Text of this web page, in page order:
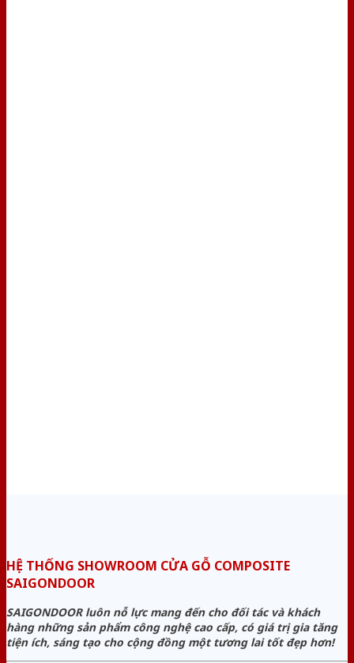
HỆ THỐNG SHOWROOM CỬA GỖ COMPOSITE
SAIGONDOOR
SAIGONDOOR luôn nỗ lực mang đến cho đối tác và khách
hàng những sản phẩm công nghệ cao cấp, có giá trị gia tăng
tiện ích, sáng tạo cho cộng đồng một tương lai tốt đẹp hơn!